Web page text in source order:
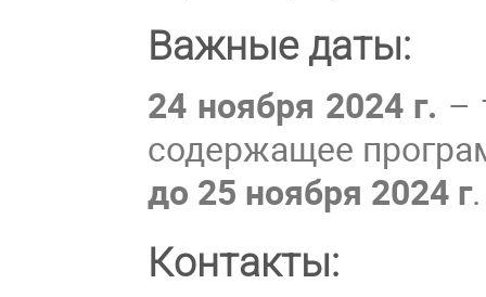
Важные даты:
24 ноября 2024 г. –
содержащее
до 25 ноября 2024 г
Контакты: